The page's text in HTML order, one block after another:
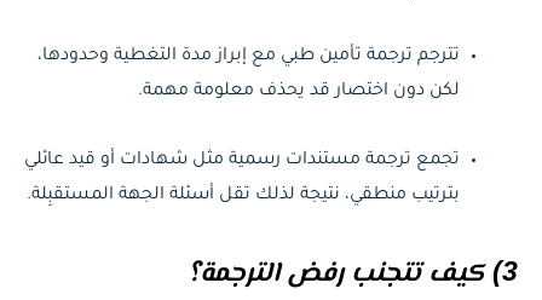
تترجم ترجمة تأمين طبي مع إبراز مدة التغطية وحدودها،
لكن دون اختصار قد يحذف معلومة مهمة.
تجمع ترجمة مستندات رسمية مثل شهادات أو قيد عائلي
بترتيب منطقي، نتيجة لذلك تقل أسئلة الجهة المستقبِلة.
3) كيف تتجنب رفض الترجمة؟